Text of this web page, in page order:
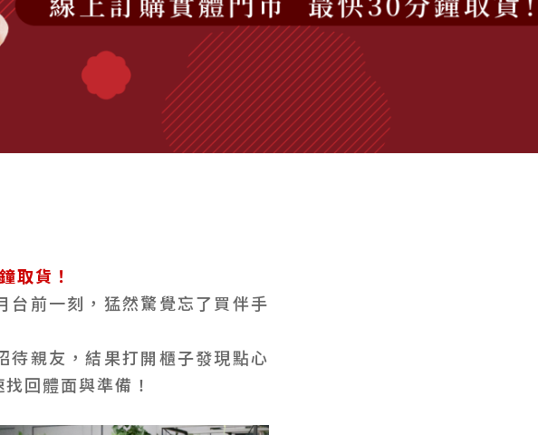
取貨！
台前一刻，猛然驚覺忘了買伴手
待親友，結果打開櫃子發現點心
回體面與準備！